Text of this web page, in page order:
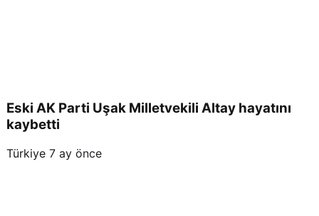
Eski AK Parti Uşak Milletvekili Altay hayatını
kaybetti
Türkiye 7 ay önce